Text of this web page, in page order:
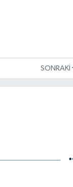
SONRAKI